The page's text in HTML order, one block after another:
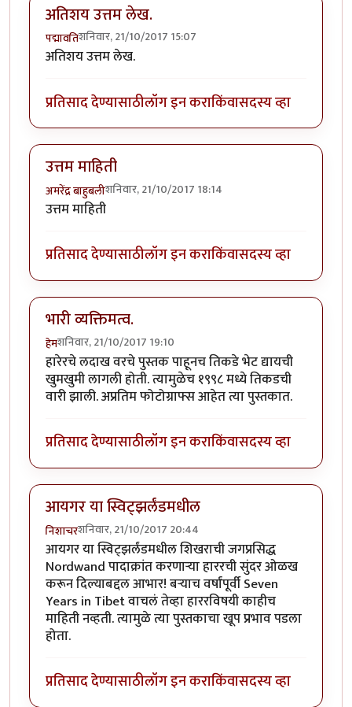
अतिशय उत्तम लेख.
पद्मावतिशनिवार, 21/10/2017 15:07
अतिशय उत्तम लेख.
प्रतिसाद देण्यासाठीलॉग इन कराकिंवासदस्य व्हा
उत्तम माहिती
अमरेंद्र बाहुबलीशनिवार, 21/10/2017 18:14
उत्तम माहिती
प्रतिसाद देण्यासाठीलॉग इन कराकिंवासदस्य व्हा
भारी व्यक्तिमत्व.
हेमशनिवार, 21/10/2017 19:10
हारेरचे लदाख वरचे पुस्तक पाहूनच तिकडे भेट द्यायची
खुमखुमी लागली होती. त्यामुळेच १९९८ मध्ये तिकडची
वारी झाली. अप्रतिम फोटोग्राफ्स आहेत त्या पुस्तकात.
प्रतिसाद देण्यासाठीलॉग इन कराकिंवासदस्य व्हा
आयगर या स्विट्झर्लंडमधील
निशाचरशनिवार, 21/10/2017 20:44
आयगर या स्विट्झर्लंडमधील शिखराची जगप्रसिद्ध
Nordwand पादाक्रांत करणार्‍या हाररची सुंदर ओळख
करून दिल्याबद्दल आभार! बर्‍याच वर्षांपूर्वी Seven
Years in Tibet वाचलं तेव्हा हाररविषयी काहीच
माहिती नव्हती. त्यामुळे त्या पुस्तकाचा खूप प्रभाव पडला
होता.
प्रतिसाद देण्यासाठीलॉग इन कराकिंवासदस्य व्हा